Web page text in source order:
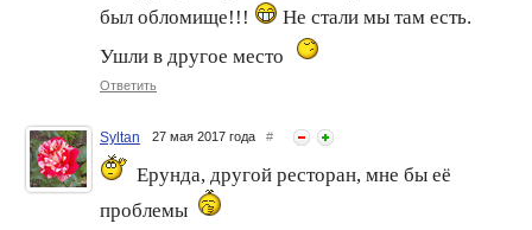
был обломище!!!
Не стали мы там есть.
Ушли в другое место
Ответить
Syltan 27 мая 2017 года #
Ерунда, другой ресторан, мне бы её
проблемы